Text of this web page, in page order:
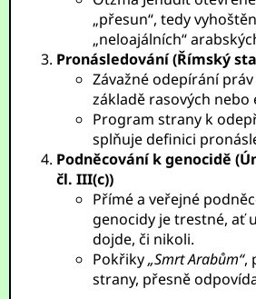
„přesun“, tedy
„neloajálních“
Pronásledování (Římský
Závažné odepírání
základě rasových
Program strany k
splňuje definici
Podněcování k genocidě
čl. III(c))
Přímé a veřejné
genocidy je trestné, ať
dojde, či nikoli.
Pokřiky„Smrt Arabům“,
strany, přesně